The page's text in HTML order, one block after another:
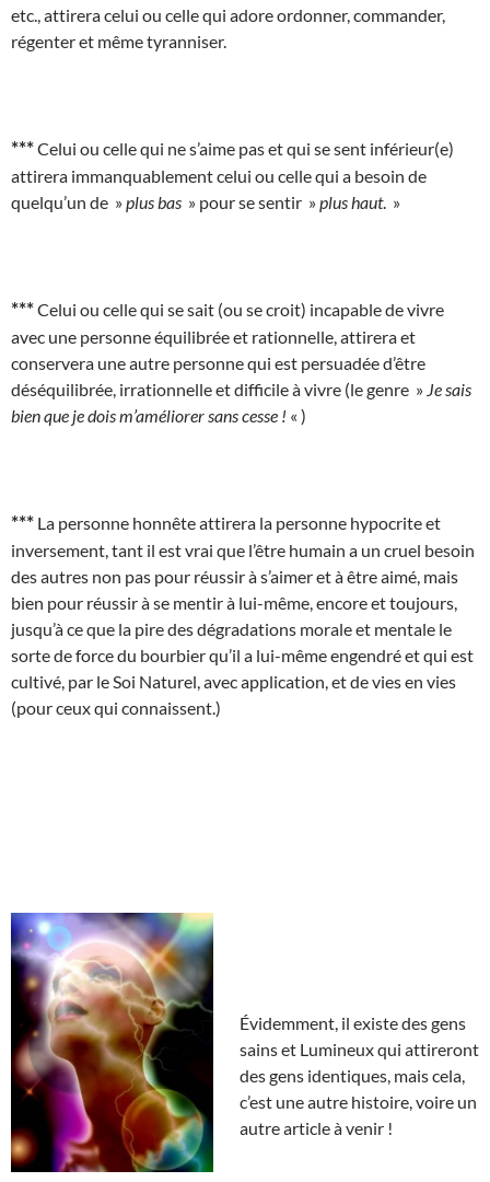
etc., attirera celui ou celle qui adore ordonner, commander,
régenter et même tyranniser.
***Celui ou celle qui ne s’aime pas et qui se sent inférieur(e)
attirera immanquablement celui ou celle qui a besoin de
quelqu’un de »plus bas » pour se sentir »plus haut. »
***Celui ou celle qui se sait (ou se croit) incapable de vivre
avec une personne équilibrée et rationnelle, attirera et
conservera une autre personne qui est persuadée d’être
déséquilibrée, irrationnelle et difficile à vivre (le genre » Je sais
bien que je dois m’améliorer sans cesse ! « )
*** La personne honnête attirera la personne hypocrite et
inversement, tant il est vrai que l’être humain a un cruel besoin
des autres non pas pour réussir à s’aimer et à être aimé, mais
bien pour réussir à se mentir à lui-même, encore et toujours,
jusqu’à ce que la pire des dégradations morale et mentale le
sorte de force du bourbier qu’il a lui-même engendré et qui est
cultivé, par le Soi Naturel, avec application, et de vies en vies
(pour ceux qui connaissent.)
Évidemment, il existe des gens
sains et Lumineux qui attireront
des gens identiques, mais cela,
c’est une autre histoire, voire un
autre article à venir !